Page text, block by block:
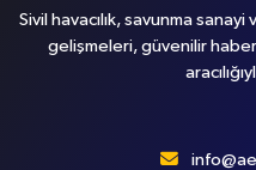
Sivil havacılık, savunma
gelişmeleri, güvenilir